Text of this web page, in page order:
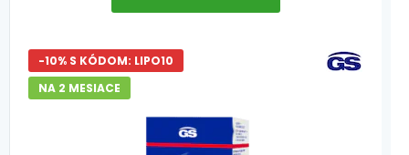
-10% S KÓDOM: LIPO10
NA 2 MESIACE